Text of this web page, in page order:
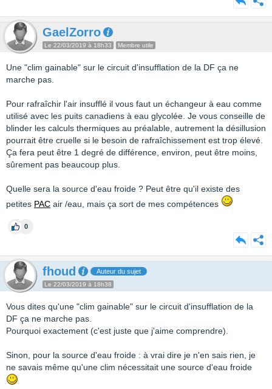
GaelZorro
Le 22/03/2019 à 18h33 Membre utile
Une "clim gainable" sur le circuit d'insufflation de la DF ça ne
marche pas.
Pour rafraîchir l'air insufflé il vous faut un échangeur à eau comme
utilisé avec les puits canadiens à eau glycolée. Je vous conseille de
blinder les calculs thermiques au préalable, autrement la désillusion
pourrait être cruelle si le besoin de rafraîchissement est trop élevé.
Ça fera peut être 1 degré de différence, environ, peut être moins,
sûrement pas beaucoup plus.
Quelle sera la source d'eau froide ? Peut être qu'il existe des
petites PAC air /eau, mais ça sort de mes compétences
0
fhoud Auteur du sujet
Le 22/03/2019 à 18h38
Vous dites qu'une "clim gainable" sur le circuit d'insufflation de la
DF ça ne marche pas.
Pourquoi exactement (c'est juste que j'aime comprendre).
Sinon, pour la source d'eau froide : à vrai dire je n'en sais rien, je
ne savais même qu'une clim nécessitait une source d'eau froide